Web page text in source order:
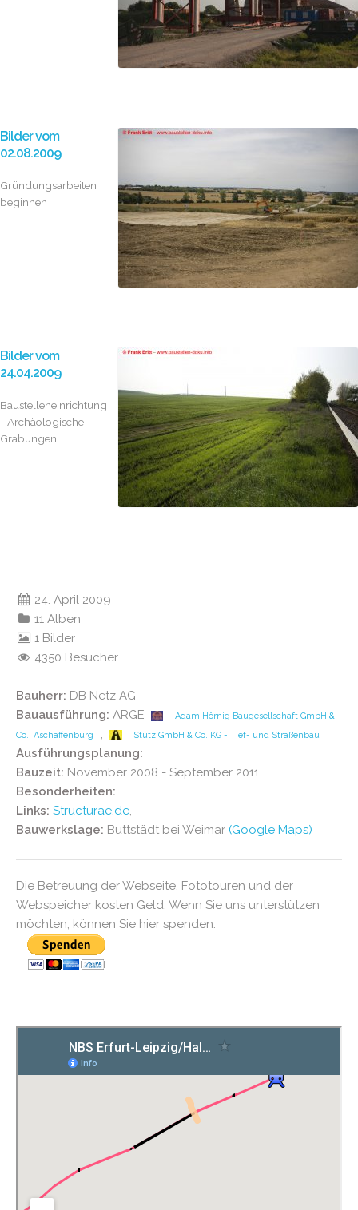
Bilder vom
02.08.2009
Gründungsarbeiten
beginnen
Bilder vom
24.04.2009
Baustelleneinrichtung
- Archäologische
Grabungen
24. April 2009
11 Alben
1 Bilder
4350 Besucher
Bauherr: DB Netz AG
Bauausführung: ARGE
Adam Hörnig Baugesellschaft GmbH &
Co., Aschaffenburg
, Stutz GmbH & Co. KG - Tief- und Straßenbau
Ausführungsplanung:
Bauzeit: November 2008 - September 2011
Besonderheiten:
Links: Structurae.de,
Bauwerkslage: Buttstädt bei Weimar (Google Maps)
Die Betreuung der Webseite, Fototouren und der
Webspeicher kosten Geld. Wenn Sie uns unterstützen
möchten, können Sie hier spenden.